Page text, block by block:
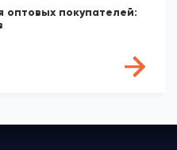
оптовых покупателей: